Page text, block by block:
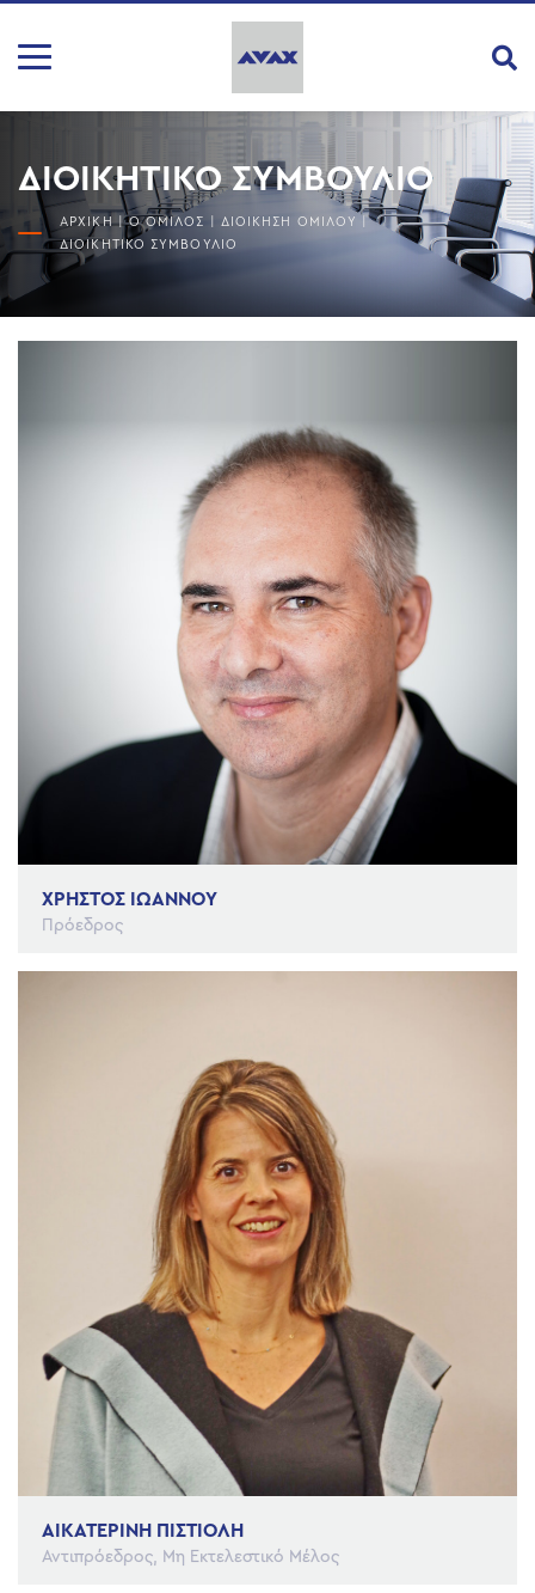
ΔΙΟΙΚΗΤΙΚΟ ΣΥΜΒΟΥΛΙΟ
ΑΡΧΙΚΗ | Ο ΟΜΙΛΟΣ ΔΙΟΙΚΗΣΗ ΟΜΙΛΟΥ
ΔΙΟΙΚΗΤΙΚΟ ΣΥΜΒΟΥΛΙΟ
ΧΡHΣΤΟΣ ΙΩAΝΝΟΥ
Πρόεδρος
ΑΙΚΑΤΕΡΙΝΗ ΠΙΣΤΙΟΛΗ
Αντιπρόεδρος, Μη Εκτελεστικό Μέλος